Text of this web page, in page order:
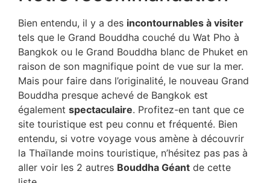
Bien entendu, il y a des incontournables à visiter
tels que le Grand Bouddha couché du Wat Pho à
Bangkok ou le Grand Bouddha blanc de Phuket en
raison de son magnifique point de vue sur la mer.
Mais pour faire dans l’originalité, le nouveau Grand
Bouddha presque achevé de Bangkok est
également spectaculaire. Profitez-en tant que ce
site touristique est peu connu et fréquenté. Bien
entendu, si votre voyage vous amène à découvrir
la Thaïlande moins touristique, n’hésitez pas pas à
aller voir les 2 autres Bouddha Géant de cette